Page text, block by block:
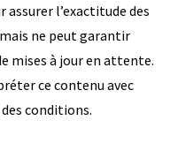
l’exactitude des
ne peut garantir
mises à jour en attente.
ce contenu avec
conditions.